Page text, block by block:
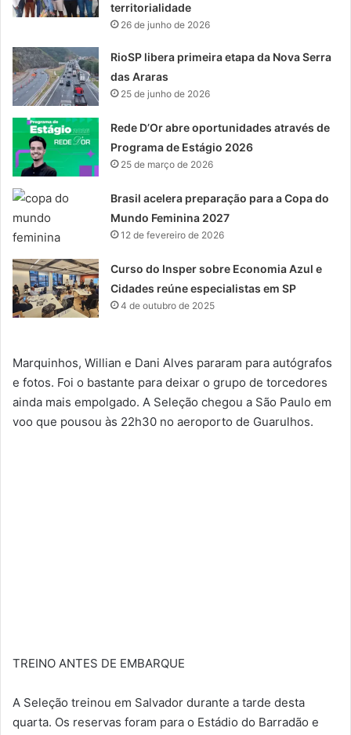
territorialidade
26 de junho de 2026
RioSP libera primeira etapa da Nova Serra
das Araras
25 de junho de 2026
Rede D’Or abre oportunidades através de
Programa de Estágio 2026
25 de março de 2026
Brasil acelera preparação para a Copa do
Mundo Feminina 2027
12 de fevereiro de 2026
Curso do Insper sobre Economia Azul e
Cidades reúne especialistas em SP
4 de outubro de 2025
Marquinhos, Willian e Dani Alves pararam para autógrafos
e fotos. Foi o bastante para deixar o grupo de torcedores
ainda mais empolgado. A Seleção chegou a São Paulo em
voo que pousou às 22h30 no aeroporto de Guarulhos.
TREINO ANTES DE EMBARQUE
A Seleção treinou em Salvador durante a tarde desta
quarta. Os reservas foram para o Estádio do Barradão e